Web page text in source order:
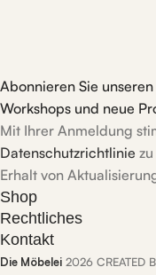
Abonnieren Sie
Workshops und neue
Mit Ihrer Anmeldung
Datenschutzrichtlinie
Erhalt von
Shop
Rechtliches
Kontakt
Die Möbelei 2026 CREATED